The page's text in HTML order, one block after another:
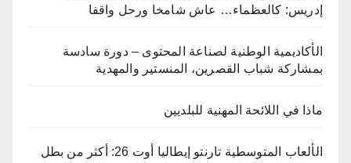
إدريس: كالعظماء… عاش شامخا ورحل واقفا
الأكاديمية الوطنية لصناعة المحتوى – دورة سادسة
بمشاركة شباب القصرين، المنستير والمهدية
ماذا في اللائحة المهنية للبلديين
الألعاب المتوسطية تارنتو إيطاليا أوت 26: أكثر من بطل